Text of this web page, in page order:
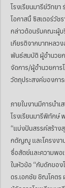
โรงเรียนมารีย์วิทย
โอกาสนี้ ซิสเตอร์วัช
กล่าวต้อนรับคณะผู้บ
เกียรติจากบาทหลว
พันธ์สมบัติ ผู้อำนวย
จัดการ/ผู้อำนวยกา
วัตถุประสงค์ของกา
ภายในงานมีการนำ
โรงเรียนมารีพิทักษ์
“แบ่งปันสรรค์สร้าง
กตัญญู และโครงงา
ซื่อสัตย์และความพอ
ในหัวข้อ “กับดักของ
ดร.เอกชัย ชิณโคต